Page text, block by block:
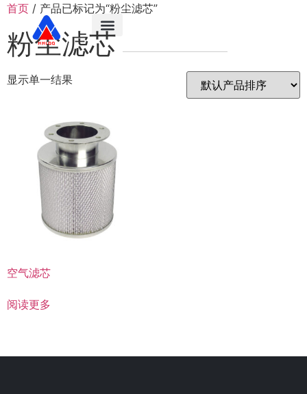
首页 / 产品已标记为“粉尘滤芯”
粉尘滤芯
显示单一结果
空气滤芯
阅读更多